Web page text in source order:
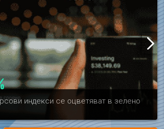
индекси се оцветяват в зелено